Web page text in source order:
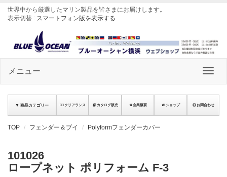
世界中から厳選したマリン製品を皆さまにお届けします。
表示切替 : スマートフォン版を表示する
メニュー
▼ 商品カテゴリー クリアランス カタログ販売 企業概要 ショップ お問合わせ
TOP フェンダー＆ブイ Polyformフェンダーカバー
101026
ロープネット ポリフォーム F-3